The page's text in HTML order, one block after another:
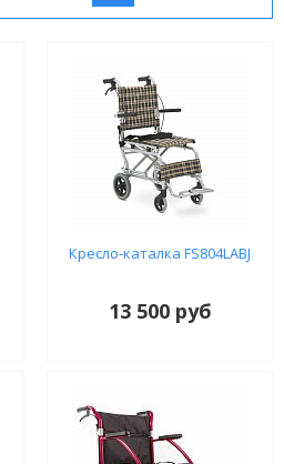
Кресло-каталка FS804LABJ
13 500 руб